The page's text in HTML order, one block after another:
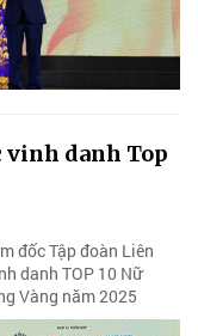
vinh danh Top
đốc Tập đoàn Liên
danh TOP 10 Nữ
Vàng năm 2025